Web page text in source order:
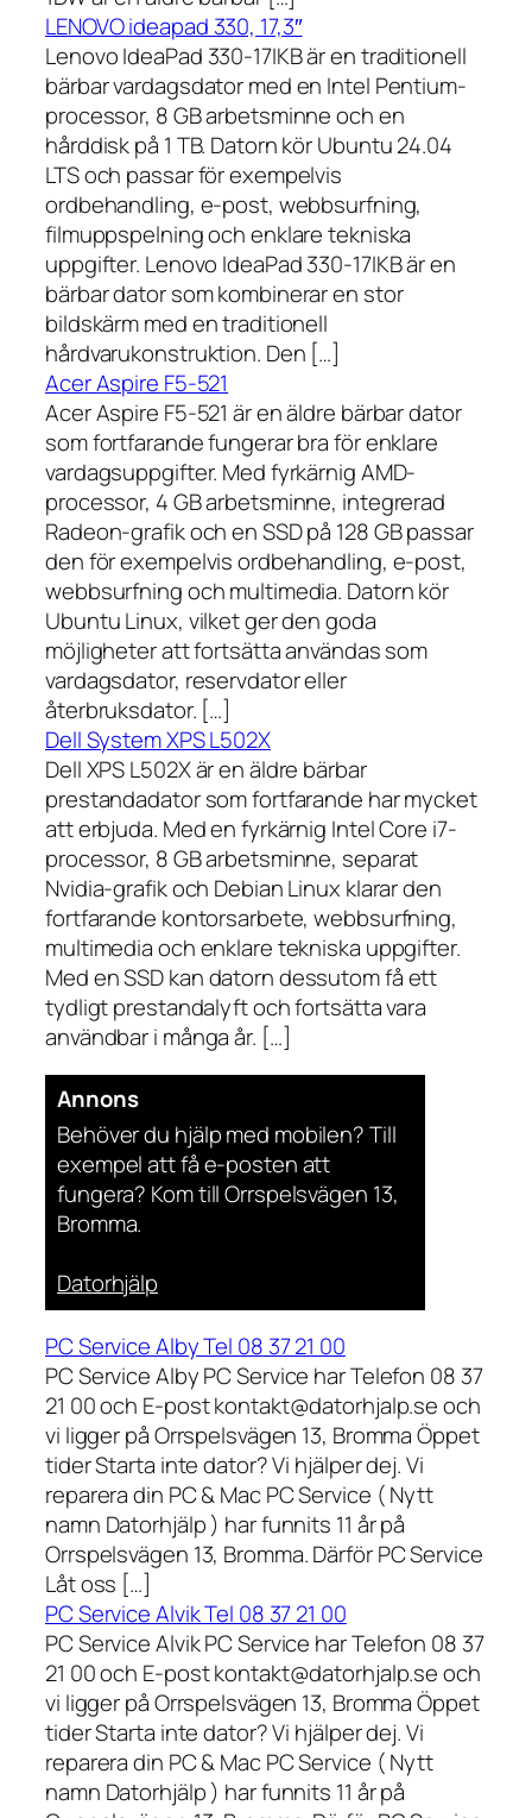
LENOVO ideapad 330, 17,3″
Lenovo IdeaPad 330-17IKB är en traditionell
bärbar vardagsdator med en Intel Pentium-
processor, 8 GB arbetsminne och en
hårddisk på 1 TB. Datorn kör Ubuntu 24.04
LTS och passar för exempelvis
ordbehandling, e-post, webbsurfning,
filmuppspelning och enklare tekniska
uppgifter. Lenovo IdeaPad 330-17IKB är en
bärbar dator som kombinerar en stor
bildskärm med en traditionell
hårdvarukonstruktion. Den […]
Acer Aspire F5-521
Acer Aspire F5-521 är en äldre bärbar dator
som fortfarande fungerar bra för enklare
vardagsuppgifter. Med fyrkärnig AMD-
processor, 4 GB arbetsminne, integrerad
Radeon-grafik och en SSD på 128 GB passar
den för exempelvis ordbehandling, e-post,
webbsurfning och multimedia. Datorn kör
Ubuntu Linux, vilket ger den goda
möjligheter att fortsätta användas som
vardagsdator, reservdator eller
återbruksdator. […]
Dell System XPS L502X
Dell XPS L502X är en äldre bärbar
prestandadator som fortfarande har mycket
att erbjuda. Med en fyrkärnig Intel Core i7-
processor, 8 GB arbetsminne, separat
Nvidia-grafik och Debian Linux klarar den
fortfarande kontorsarbete, webbsurfning,
multimedia och enklare tekniska uppgifter.
Med en SSD kan datorn dessutom få ett
tydligt prestandalyft och fortsätta vara
användbar i många år. […]
Annons
Behöver du hjälp med mobilen? Till
exempel att få e-posten att
fungera? Kom till Orrspelsvägen 13,
Bromma.
Datorhjälp
PC Service Alby Tel 08 37 21 00
PC Service Alby PC Service har Telefon 08 37
21 00 och E-post kontakt@datorhjalp.se och
vi ligger på Orrspelsvägen 13, Bromma Öppet
tider Starta inte dator? Vi hjälper dej. Vi
reparera din PC & Mac PC Service ( Nytt
namn Datorhjälp ) har funnits 11 år på
Orrspelsvägen 13, Bromma. Därför PC Service
Låt oss […]
PC Service Alvik Tel 08 37 21 00
PC Service Alvik PC Service har Telefon 08 37
21 00 och E-post kontakt@datorhjalp.se och
vi ligger på Orrspelsvägen 13, Bromma Öppet
tider Starta inte dator? Vi hjälper dej. Vi
reparera din PC & Mac PC Service ( Nytt
namn Datorhjälp ) har funnits 11 år på